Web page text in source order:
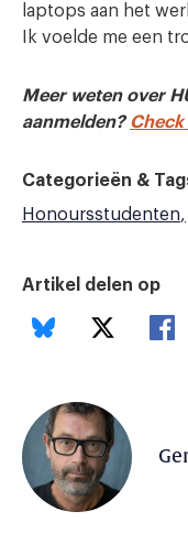
laptops aan het
Ik voelde me een
Meer weten over
aanmelden?Check
Categorieën &
Honoursstudenten
Artikel delen op